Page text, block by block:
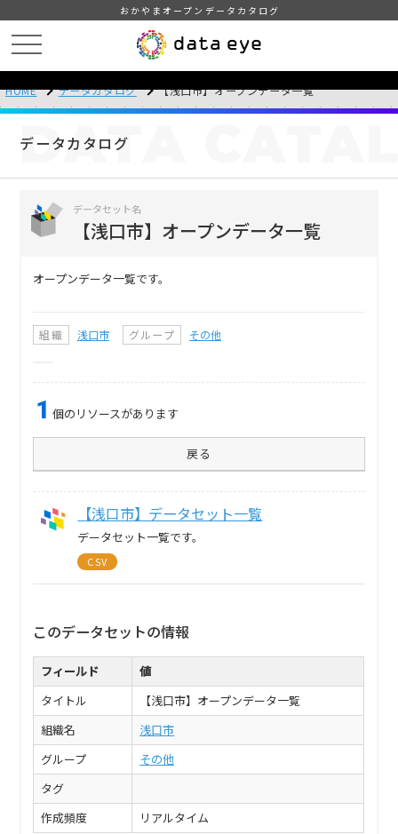
おかやまオープンデータカタログ
HOME データカタログ 【浅口市】オープンデータ一覧
データカタログ
DATA
データセット名
【浅口市】オープンデータ一覧
オープンデータ一覧です。
組織 浅口市 グループ その他
1 個のリソースがあります
戻る
【浅口市】データセット一覧
データセット一覧です。
CSV
このデータセットの情報
フィールド
値
タイトル
【浅口市】オープンデータ一覧
組織名
浅口市
グループ
その他
タグ
作成頻度
リアルタイム